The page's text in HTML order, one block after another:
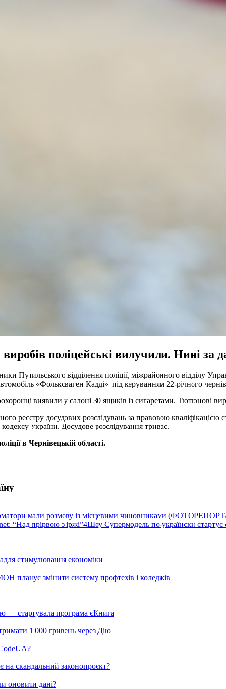
поліцейські вилучили. Нині за
Путильського відділення поліції, міжрайонного відділу
«Фольксваген Кадді» під керуванням 22-річного
виявили у салоні 30 ящиків із сигаретами. Тютюнові
реєстру досудових розслідувань за правовою
України. Досудове розслідування триває.
в Чернівецькій області.
мали розмову із місцевими чиновниками
“Над прірвою з іржі”4Шоу Супермодель по-українски
стимулювання економіки
планує змінити систему профтехів і коледжів
— стартувала програма єКнига
1 000 гривень через Дію
на скандальний законопроєкт?
оновити дані?